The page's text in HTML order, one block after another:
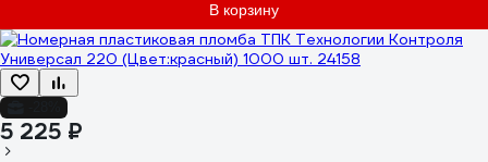
В корзину
5 225 ₽